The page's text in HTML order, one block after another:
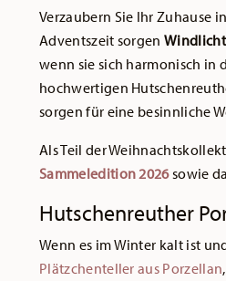
Verzaubern Sie Ihr Zuhause
Adventszeit sorgen
wenn sie sich harmonisch in
hochwertigen
sorgen für eine besinnliche
Als Teil der
Sammeledition 2026sowie
Hutschenreuther
Wenn es im Winter kalt ist
Plätzchenteller aus Porzellan